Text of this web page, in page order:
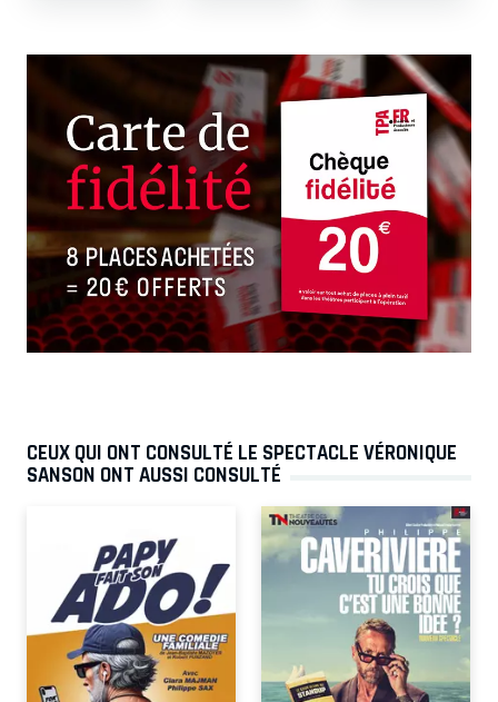
CEUX QUI ONT CONSULTÉ LE SPECTACLE VÉRONIQUE
SANSON ONT AUSSI CONSULTÉ